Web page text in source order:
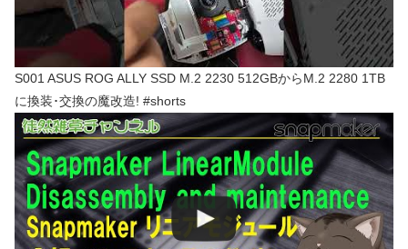
S001 ASUS ROG ALLY SSD M.2 2230 512GBからM.2 2280 1TB
に換装･交換の魔改造! #shorts